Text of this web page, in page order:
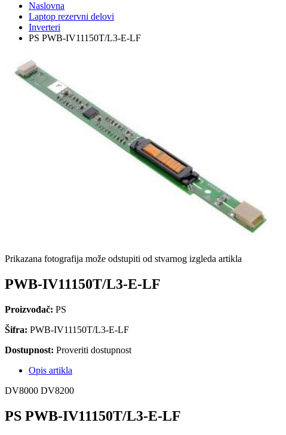
Naslovna
Laptop rezervni delovi
Inverteri
PS PWB-IV11150T/L3-E-LF
Prikazana fotografija može odstupiti od stvarnog izgleda artikla
PWB-IV11150T/L3-E-LF
Proizvođač: PS
Šifra: PWB-IV11150T/L3-E-LF
Dostupnost: Proveriti dostupnost
Opis artikla
DV8000 DV8200
PS PWB-IV11150T/L3-E-LF